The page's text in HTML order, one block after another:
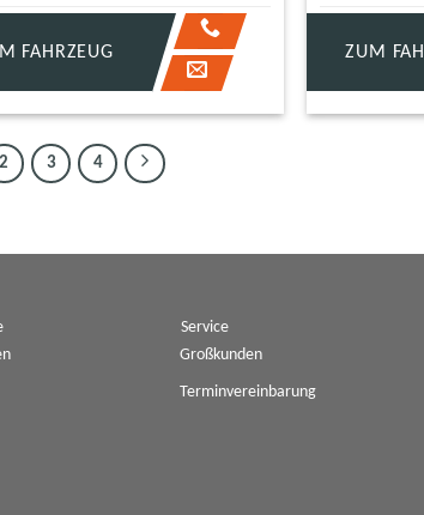
FAHRZEUG ZUM
2 3 4
Service
Großkunden
Terminvereinbarung